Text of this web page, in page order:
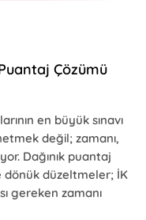
Çözümü
en büyük sınavı
değil; zamanı,
Dağınık puantaj
dönük düzeltmeler; İK
gereken zamanı